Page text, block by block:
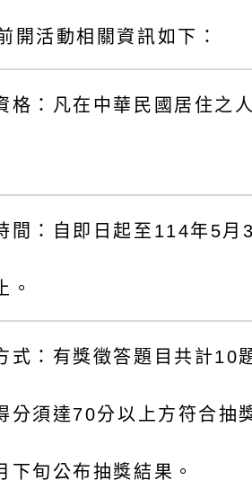
開活動相關資訊如下：
格：凡在中華民國居住之
間：自即日起至114年5月
。
式：有獎徵答題目共計10
分須達70分以上方符合抽
下旬公布抽獎結果。